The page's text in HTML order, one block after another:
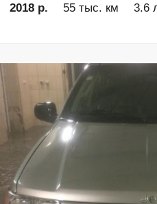
2018 р.
55 тыс. км 3.6